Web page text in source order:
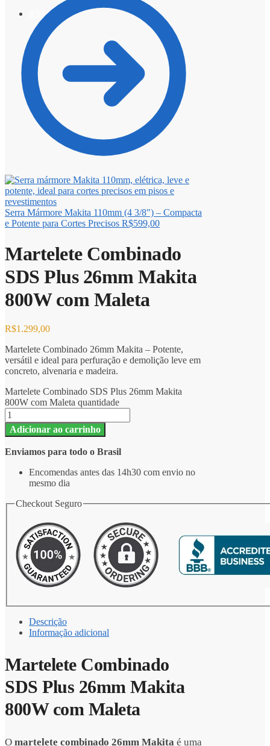
0,00
Serra Mármore Makita 110mm (4 3/8") – Compacta
e Potente para Cortes Precisos R$599,00
Martelete Combinado
SDS Plus 26mm Makita
800W com Maleta
R$1.299,00
Martelete Combinado 26mm Makita – Potente,
versátil e ideal para perfuração e demolição leve em
concreto, alvenaria e madeira.
Martelete Combinado SDS Plus 26mm Makita
800W com Maleta quantidade
Adicionar ao carrinho
Enviamos para todo o Brasil
Encomendas antes das 14h30 com envio no
mesmo dia
Checkout Seguro
Descrição
Informação adicional
Martelete Combinado
SDS Plus 26mm Makita
800W com Maleta
O martelete combinado 26mm Makita é uma